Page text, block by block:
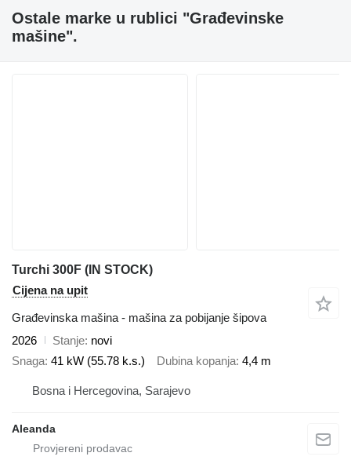
Ostale marke u rublici "Građevinske
mašine".
Turchi 300F (IN STOCK)
Cijena na upit
Građevinska mašina - mašina za pobijanje šipova
2026
Stanje novi
Snaga 41 kW (55.78 k.s.) Dubina kopanja 4,4 m
Bosna i Hercegovina, Sarajevo
Aleanda